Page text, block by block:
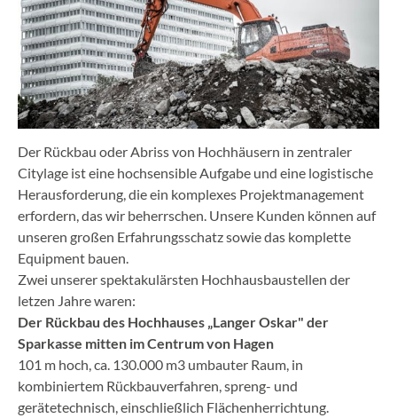
Der Rückbau oder Abriss von Hochhäusern in zentraler
Citylage ist eine hochsensible Aufgabe und eine logistische
Herausforderung, die ein komplexes Projektmanagement
erfordern, das wir beherrschen. Unsere Kunden können auf
unseren großen Erfahrungsschatz sowie das komplette
Equipment bauen.
Zwei unserer spektakulärsten Hochhausbaustellen der
letzen Jahre waren:
Der Rückbau des Hochhauses „Langer Oskar" der
Sparkasse mitten im Centrum von Hagen
101 m hoch, ca. 130.000 m3 umbauter Raum, in
kombiniertem Rückbauverfahren, spreng- und
gerätetechnisch, einschließlich Flächenherrichtung.